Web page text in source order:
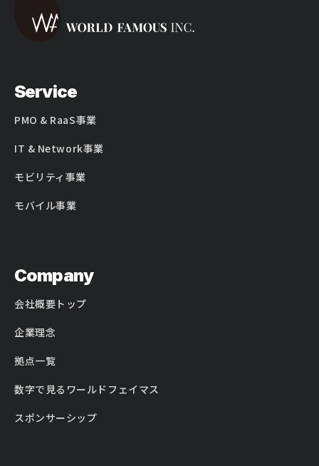
Service
PMO & RaaS事業
IT & Network事業
モビリティ事業
モバイル事業
Company
会社概要トップ
企業理念
拠点一覧
数字で見るワールドフェイマス
スポンサーシップ